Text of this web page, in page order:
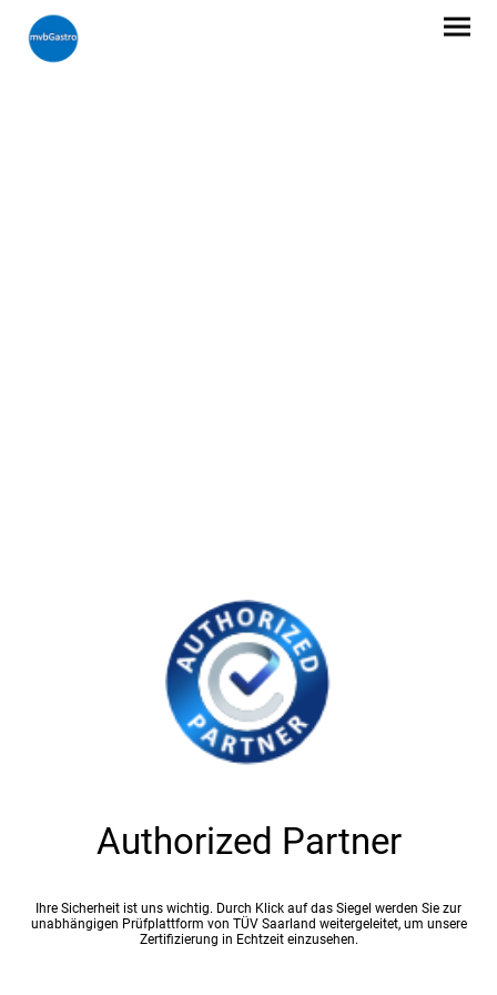
Authorized Partner
Ihre Sicherheit ist uns wichtig. Durch Klick auf das Siegel werden Sie zur
unabhängigen Prüfplattform von TÜV Saarland weitergeleitet, um unsere
Zertifizierung in Echtzeit einzusehen.